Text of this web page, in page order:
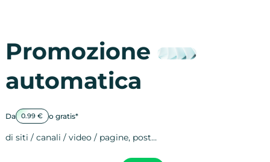
Promozione
automatica
Da 0.99 € o gratis*
di siti / canali / video / pagine, post…